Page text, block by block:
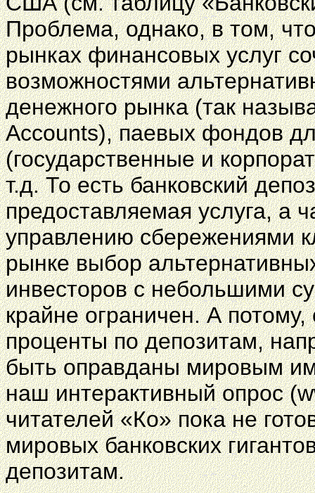
Проблема, однако, в том,
рынках финансовых услуг
возможностями
денежного рынка (так
Accounts), паевых фондов
(государственные и
т.д. То есть банковский
предоставляемая услуга, а
управлению сбережениями
рынке выбор
инвесторов с небольшими
крайне ограничен. А потому,
проценты по депозитам,
быть оправданы мировым
наш интерактивный опрос
читателей «Ко» пока не
мировых банковских
депозитам.